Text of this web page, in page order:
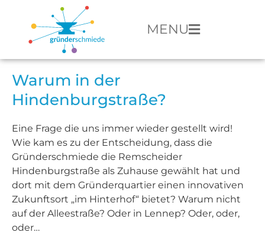
MENU
Warum in der
Hindenburgstraße?
Eine Frage die uns immer wieder gestellt wird!
Wie kam es zu der Entscheidung, dass die
Gründerschmiede die Remscheider
Hindenburgstraße als Zuhause gewählt hat und
dort mit dem Gründerquartier einen innovativen
Zukunftsort „im Hinterhof“ bietet? Warum nicht
auf der Alleestraße? Oder in Lennep? Oder, oder,
oder…